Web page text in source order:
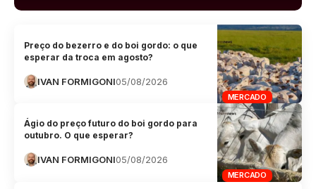
MERCADO
Preço do bezerro e do boi gordo: o que
esperar da troca em agosto?
IVAN FORMIGONI05/08/2026
MERCADO
Ágio do preço futuro do boi gordo para
outubro. O que esperar?
IVAN FORMIGONI05/08/2026